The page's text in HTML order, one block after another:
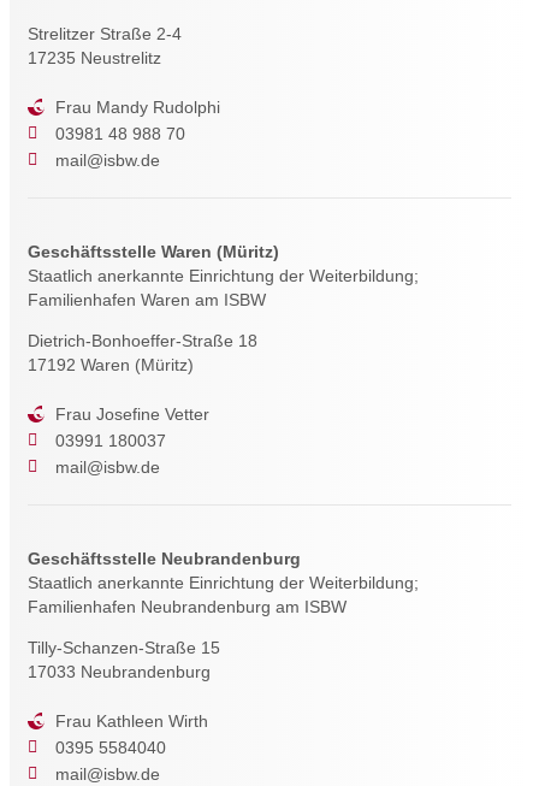
Strelitzer Straße 2-4
17235 Neustrelitz
Frau Mandy Rudolphi
03981 48 988 70
mail@isbw.de
Geschäftsstelle Waren (Müritz)
Staatlich anerkannte Einrichtung der Weiterbildung;
Familienhafen Waren am ISBW
Dietrich-Bonhoeffer-Straße 18
17192 Waren (Müritz)
Frau Josefine Vetter
03991 180037
mail@isbw.de
Geschäftsstelle Neubrandenburg
Staatlich anerkannte Einrichtung der Weiterbildung;
Familienhafen Neubrandenburg am ISBW
Tilly-Schanzen-Straße 15
17033 Neubrandenburg
Frau Kathleen Wirth
0395 5584040
mail@isbw.de